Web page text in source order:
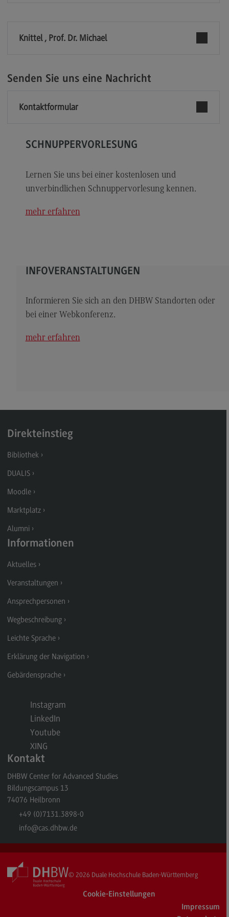
Modulangebot
Kontakt
Digitalisierung in der Sozialen Arbeit
Berufsperspektiven
Elektrotechnik und Informationstechnik
Informationstechnik
(External link)
Rahmenbedingungen
Modulangebot
Entrepreneurship
Modulangebot
Besonderheiten und Highlights
General Business Management
Modulangebot
Kontakt
Governance Sozialer Arbeit
Governance Sozialer Arbeit
Modulangebot
Berufsperspektiven
Kontakt
Informatik
Informatik
Knittel , Prof. Dr. Michael
Senden Sie uns eine Nachricht
Kontaktformular
SCHNUPPERVORLESUNG
Lernen Sie uns bei einer kostenlosen und
unverbindlichen Schnuppervorlesung kennen.
mehr erfahren
INFOVERANSTALTUNGEN
Informieren Sie sich an den DHBW Standorten oder
bei einer Webkonferenz.
mehr erfahren
Direkteinstieg
Bibliothek
DUALIS
Moodle
Marktplatz
Alumni
Informationen
Aktuelles
Veranstaltungen
Ansprechpersonen
Wegbeschreibung
Leichte Sprache
Erklärung der Navigation
Gebärdensprache
Instagram
LinkedIn
Youtube
XING
Kontakt
DHBW Center for Advanced Studies
Bildungscampus 13
74076 Heilbronn
+49 (0)7131.3898-0
info@cas.dhbw.de
© 2026 Duale Hochschule Baden-Württemberg
Cookie-Einstellungen
Impressum